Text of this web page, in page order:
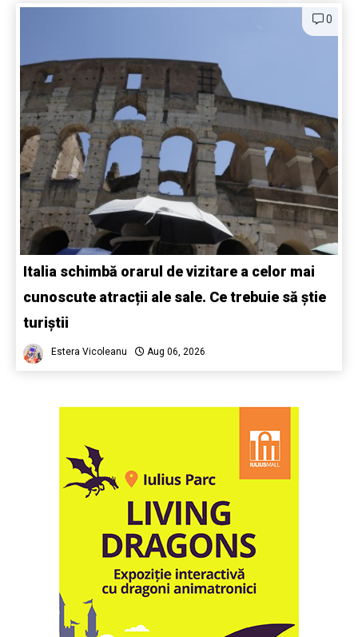
0
Italia schimbă orarul de vizitare a celor mai
cunoscute atracții ale sale. Ce trebuie să știe
turiștii
Estera Vicoleanu Aug 06, 2026